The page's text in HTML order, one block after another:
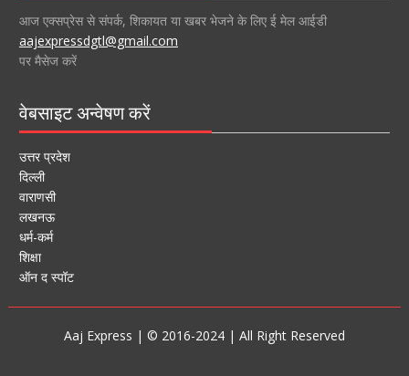
आज एक्सप्रेस से संपर्क, शिकायत या खबर भेजने के लिए ई मेल आईडी
aajexpressdgtl@gmail.com
पर मैसेज करें
वेबसाइट अन्वेषण करें
उत्तर प्रदेश
दिल्ली
वाराणसी
लखनऊ
धर्म-कर्म
शिक्षा
ऑन द स्पॉट
Aaj Express | © 2016-2024 | All Right Reserved